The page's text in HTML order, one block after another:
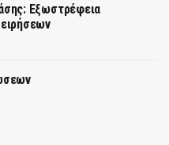
Εξωστρέφεια